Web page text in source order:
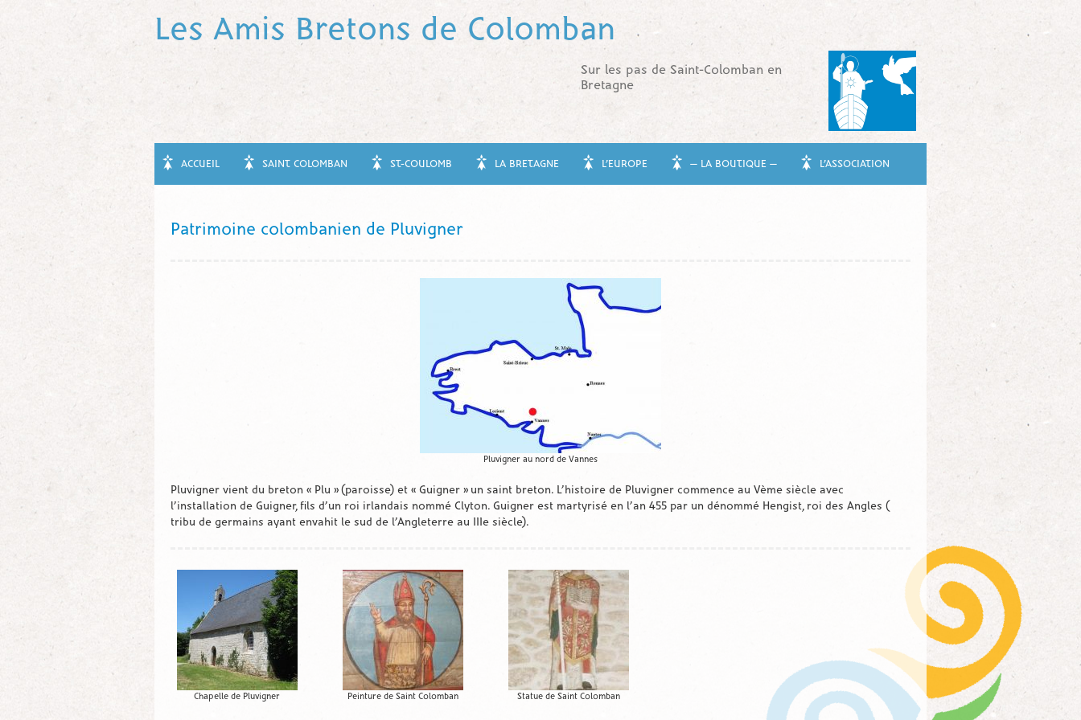
Les Amis Bretons de Colomban
Sur les pas de Saint-Colomban en
Bretagne
ACCUEIL SAINT COLOMBAN ST-COULOMB LA BRETAGNE L’EUROPE — LA BOUTIQUE — L’ASSOCIATION
Patrimoine colombanien de Pluvigner
Pluvigner au nord de Vannes
Pluvigner vient du breton « Plu » (paroisse) et « Guigner » un saint breton. L’histoire de Pluvigner commence au Vème siècle avec
l’installation de Guigner, fils d’un roi irlandais nommé Clyton. Guigner est martyrisé en l’an 455 par un dénommé Hengist, roi des Angles (
tribu de germains ayant envahit le sud de l’Angleterre au IIIe siècle).
Chapelle de Pluvigner Peinture de Saint Colomban Statue de Saint Colomban